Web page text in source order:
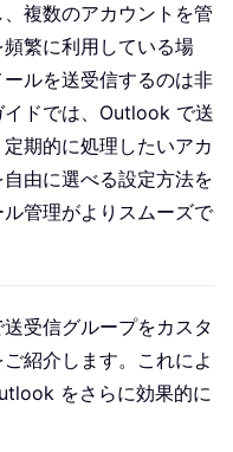
複数のアカウントを管
繁に利用している場
ルを送受信するのは非
ドでは、Outlook で送
期的に処理したいアカ
由に選べる設定方法を
管理がよりスムーズで
受信グループをカスタ
紹介します。これによ
をさらに効果的に